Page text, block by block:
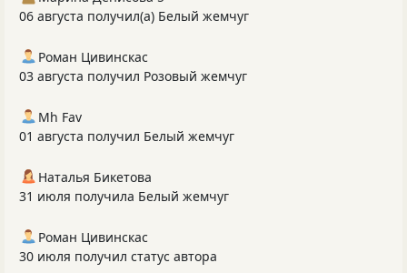
06 августа получил(а) Белый жемчуг
Роман Цивинскас
03 августа получил Розовый жемчуг
Mh Fav
01 августа получил Белый жемчуг
Наталья Бикетова
31 июля получила Белый жемчуг
Роман Цивинскас
30 июля получил статус автора